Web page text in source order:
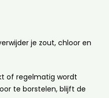
je zout, chloor en
of regelmatig wordt
te borstelen, blijft de